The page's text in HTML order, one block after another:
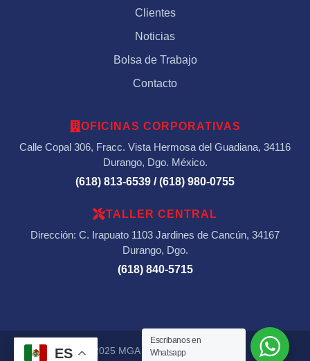
Clientes
Noticias
Bolsa de Trabajo
Contacto
OFICINAS CORPORATIVAS
Calle Copal 306, Fracc. Vista Hermosa del Guadiana, 34116
Durango, Dgo. México.
(618) 813-6539 / (618) 980-0755
TALLER CENTRAL
Dirección: C. Irapuato 1103 Jardines de Cancún, 34167
Durango, Dgo.
(618) 840-5715
© 2025 MGA Contratista Minera.
ES
Escribanos en
Whatsapp